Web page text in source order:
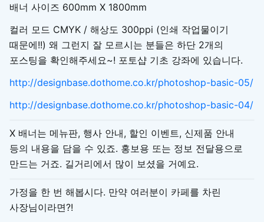
배너 사이즈 600mm X 1800mm
컬러 모드 CMYK / 해상도 300ppi (인쇄 작업물이기
때문에!!) 왜 그런지 잘 모르시는 분들은 하단 2개의
포스팅을 확인해주세요~! 포토샵 기초 강좌에 있습니다.
http://designbase.dothome.co.kr/photoshop-basic-05/
http://designbase.dothome.co.kr/photoshop-basic-04/
X 배너는 메뉴판, 행사 안내, 할인 이벤트, 신제품 안내
등의 내용을 담을 수 있죠. 홍보용 또는 정보 전달용으로
만드는 거죠. 길거리에서 많이 보셨을 거예요.
가정을 한 번 해봅시다. 만약 여러분이 카페를 차린
사장님이라면?!